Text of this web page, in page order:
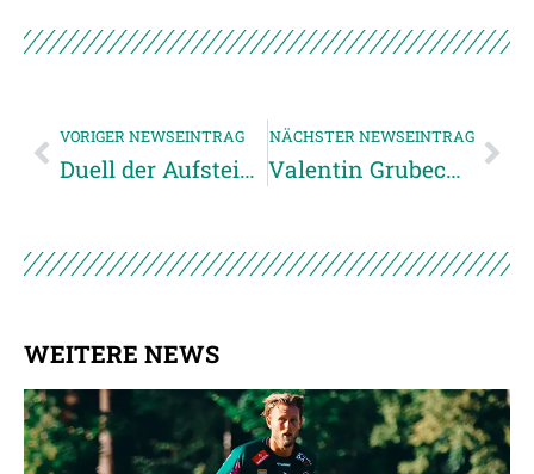
VORIGER NEWSEINTRAG
Duell der Aufsteiger
NÄCHSTER NEWSEINTRAG
Valentin Grubeck: „Der Wechsel zur SV Ried ist für mich wie Heimkommen“
WEITERE NEWS